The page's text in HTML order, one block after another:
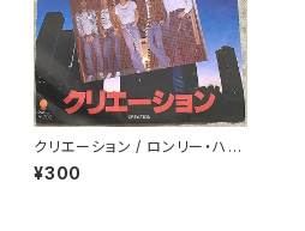
クリエーション / ロンリー・ハー
ト
¥300